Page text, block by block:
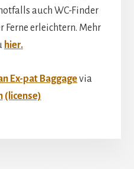
auch WC-Finder
Ferne erleichtern. Mehr
hier.
Ex-pat Baggagevia
(license)